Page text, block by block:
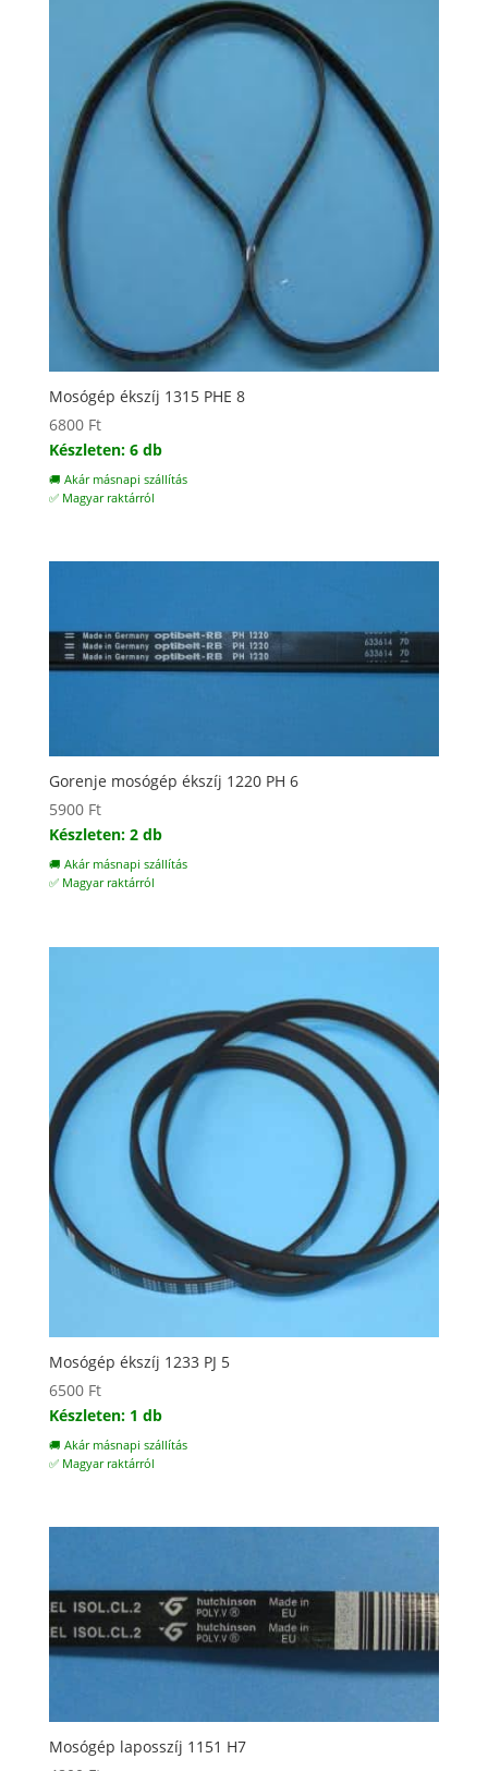
Mosógép ékszíj 1315 PHE 8
6800 Ft
Készleten: 6 db
🚚 Akár másnapi szállítás
✅ Magyar raktárról
Gorenje mosógép ékszíj 1220 PH 6
5900 Ft
Készleten: 2 db
🚚 Akár másnapi szállítás
✅ Magyar raktárról
Mosógép ékszíj 1233 PJ 5
6500 Ft
Készleten: 1 db
🚚 Akár másnapi szállítás
✅ Magyar raktárról
Mosógép laposszíj 1151 H7